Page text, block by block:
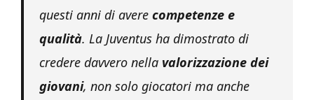
questi anni di avere competenze e
qualità. La Juventus ha dimostrato di
credere davvero nella valorizzazione dei
giovani, non solo giocatori ma anche